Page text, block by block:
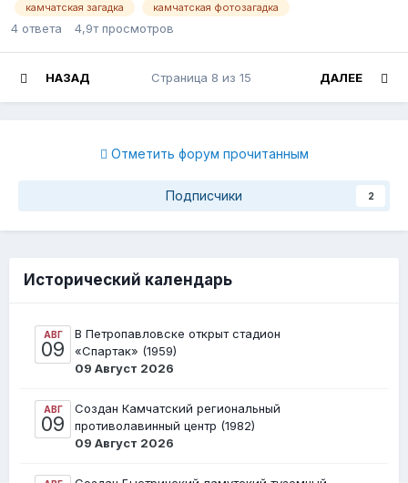
камчатская загадка камчатская фотозагадка
4 ответа 4,9т просмотров
НАЗАД ДАЛЕЕ
Страница 8 из 15
Отметить форум прочитанным
Подписчики 2
Исторический календарь
АВГ
09
В Петропавловске открыт стадион
«Спартак» (1959)
09 Август 2026
АВГ
09
Создан Камчатский региональный
противолавинный центр (1982)
09 Август 2026